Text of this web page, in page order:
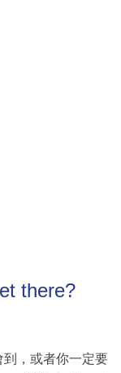
there?
，或者你一定要